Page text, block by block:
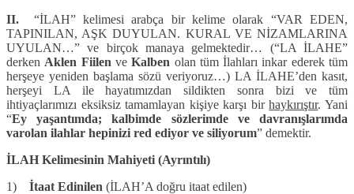
II. “İLAH” kelimesi arabça bir kelime olarak “VAR EDEN,
TAPINILAN, AŞK DUYULAN. KURAL VE NİZAMLARINA
UYULAN…” ve birçok manaya gelmektedir… (“LA İLAHE”
derken Aklen Fiilen veKalben olan tüm İlahları inkar ederek tüm
herşeye yeniden başlama sözü veriyoruz…) LA İLAHE’den kasıt,
herşeyi LA ile hayatımızdan sildikten sonra bizi ve tüm
ihtiyaçlarımızı eksiksiz tamamlayan kişiye karşı birhaykırıştır. Yani
“Ey yaşantımda; kalbimde sözlerimde ve davranışlarımda
varolan ilahlar hepinizi red ediyor ve siliyorum” demektir.
İLAH Kelimesinin Mahiyeti (Ayrıntılı)
1) İtaat Edinilen (İLAH’A doğru itaat edilen)